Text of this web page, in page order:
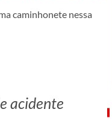
caminhonete nessa
acidente